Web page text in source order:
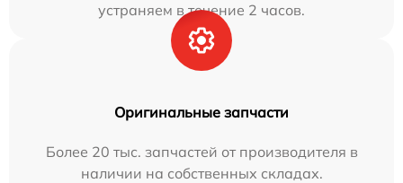
устраняем в течение 2 часов.
Оригинальные запчасти
Более 20 тыс. запчастей от производителя в
наличии на собственных складах.